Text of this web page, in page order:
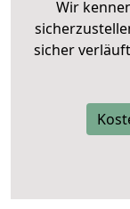
Wir
sicher